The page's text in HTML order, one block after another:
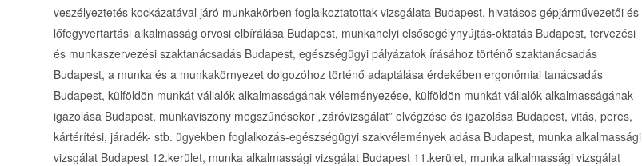
veszélyeztetés kockázatával járó munkakörben foglalkoztatottak vizsgálata Budapest, hivatásos gépjárművezetői és
lőfegyvertartási alkalmasság orvosi elbírálása Budapest, munkahelyi elsősegélynyújtás-oktatás Budapest, tervezési
és munkaszervezési szaktanácsadás Budapest, egészségügyi pályázatok írásához történő szaktanácsadás
Budapest, a munka és a munkakörnyezet dolgozóhoz történő adaptálása érdekében ergonómiai tanácsadás
Budapest, külföldön munkát vállalók alkalmasságának véleményezése, külföldön munkát vállalók alkalmasságának
igazolása Budapest, munkaviszony megszűnésekor „záróvizsgálat” elvégzése és igazolása Budapest, vitás, peres,
kártérítési, járadék- stb. ügyekben foglalkozás-egészségügyi szakvélemények adása Budapest, munka alkalmassági
vizsgálat Budapest 12.kerület, munka alkalmassági vizsgálat Budapest 11.kerület, munka alkalmassági vizsgálat